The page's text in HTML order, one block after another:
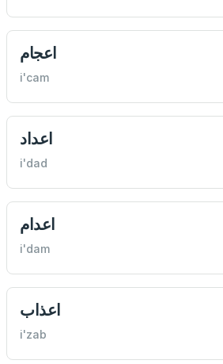
اعجام
i'cam
اعداد
i'dad
اعدام
i'dam
اعذاب
i'zab